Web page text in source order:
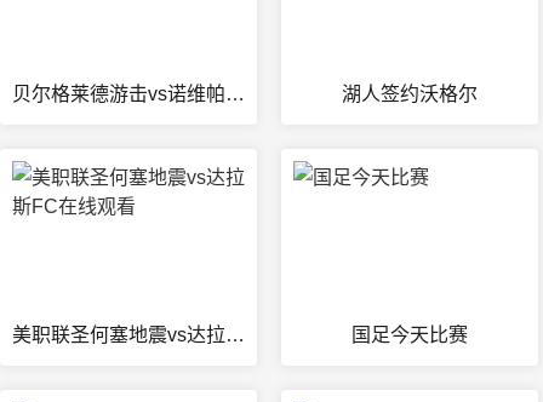
贝尔格莱德游击vs诺维帕扎直播 湖人签约沃格尔
美职联圣何塞地震vs达拉斯FC在线观看 国足今天比赛